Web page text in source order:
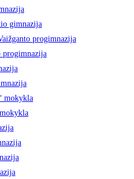
gimnazija
progimnazija
progimnazija
mokykla